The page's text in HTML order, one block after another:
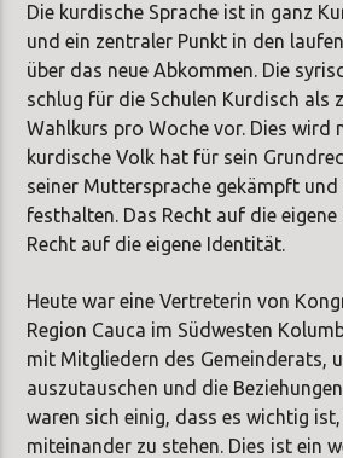
Die kurdische Sprache ist in ganz
und ein zentraler Punkt in den
über das neue Abkommen. Die
schlug für die Schulen Kurdisch als
Wahlkurs pro Woche vor. Dies wird
kurdische Volk hat für sein
seiner Muttersprache gekämpft
festhalten. Das Recht auf die
Recht auf die eigene Identität.
Heute war eine Vertreterin von
Region Cauca im Südwesten
mit Mitgliedern des Gemeinderats,
auszutauschen und die
waren sich einig, dass es wichtig
miteinander zu stehen. Dies ist ein